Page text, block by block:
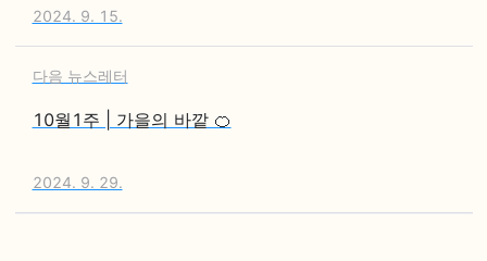
2024. 9. 15.
다음 뉴스레터
10월1주 | 가을의 바깥 🍊
2024. 9. 29.